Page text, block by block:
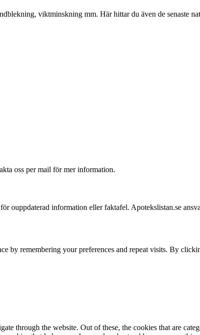
viktminskning mm. Här hittar du även de senaste
oss per mail för mer information.
ouppdaterad information eller faktafel. Apotekslistan.se
by remembering your preferences and repeat visits. By
through the website. Out of these, the cookies that are